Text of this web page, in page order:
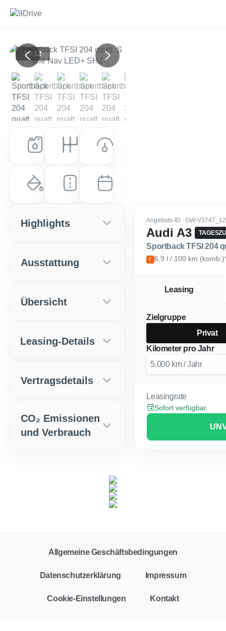
Previous Next
1 / 12
Kraftstoff
Benzin Automatik
Leistung (PS)
204 PS (150 kW)
Farbe
Arkonaweiß
Laufleistung
10 km
Erstzulassung
EZ: Juli 2026
Angebots-ID : GW-
Audi A3
Sportback TFSI 204
F 6,9 l / 100 km
Leasing
Zielgruppe
Privat
Kilometer pro Jahr
Leasingrate
Sofort verfügbar
Highlights
Ausstattung
Übersicht
Leasing-Details
Vertragsdetails
CO₂ Emissionen
und Verbrauch
Allgemeine Geschäftsbedingungen
Datenschutzerklärung Impressum
Cookie-Einstellungen Kontakt